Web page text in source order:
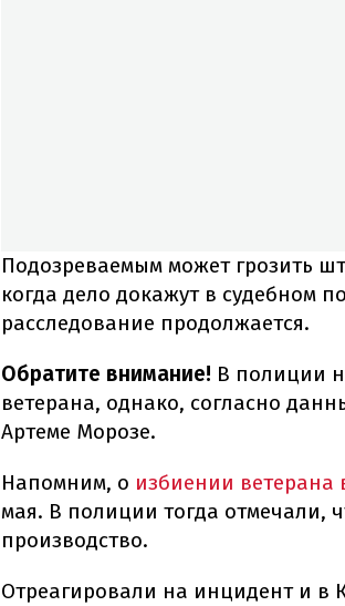
Подозреваемым может грозить
когда дело докажут в судебном
расследование продолжается.
Обратите внимание! В полиции
ветерана, однако, согласно
Артеме Морозе.
Напомним, о избиении ветерана
мая. В полиции тогда отмечали,
производство.
Отреагировали на инцидент и в